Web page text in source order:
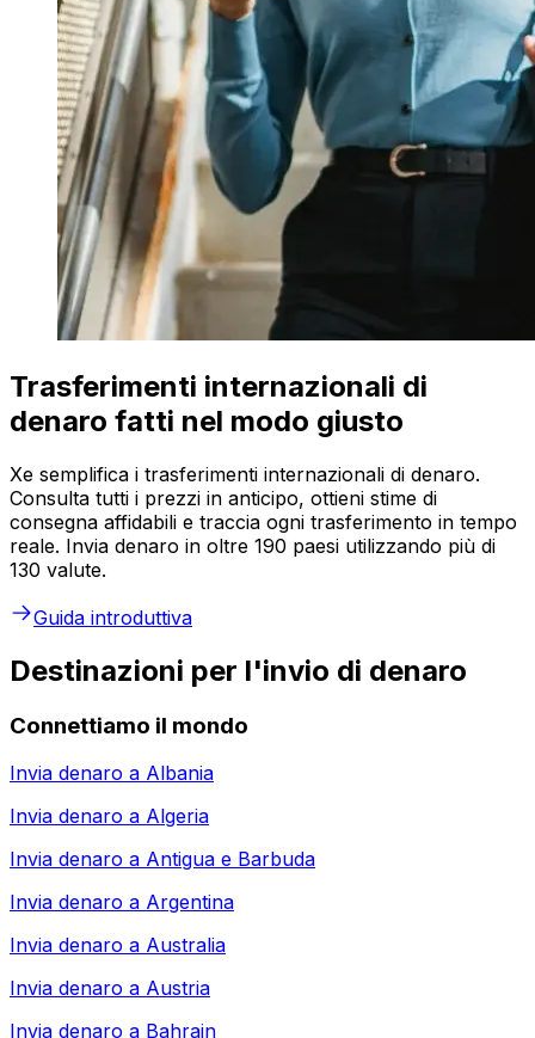
Trasferimenti internazionali di
denaro fatti nel modo giusto
Xe semplifica i trasferimenti internazionali di denaro.
Consulta tutti i prezzi in anticipo, ottieni stime di
consegna affidabili e traccia ogni trasferimento in tempo
reale. Invia denaro in oltre 190 paesi utilizzando più di
130 valute.
Guida introduttiva
Destinazioni per l'invio di denaro
Connettiamo il mondo
Invia denaro a Albania
Invia denaro a Algeria
Invia denaro a Antigua e Barbuda
Invia denaro a Argentina
Invia denaro a Australia
Invia denaro a Austria
Invia denaro a Bahrain